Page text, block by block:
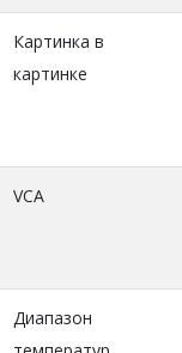
Картинка в
картинке
VCA
Диапазон